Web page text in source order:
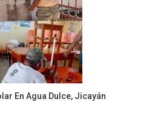
En Agua Dulce, Jicayán